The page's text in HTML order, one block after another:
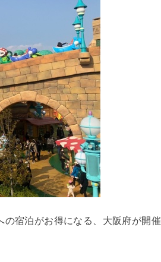
宿泊がお得になる、大阪府が開催